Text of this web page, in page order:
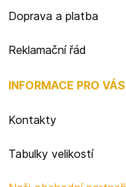
Doprava a platba
Reklamační řád
INFORMACE PRO VÁS
Kontakty
Tabulky velikostí